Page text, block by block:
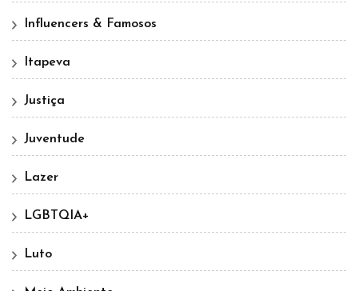
Influencers & Famosos
Itapeva
Justiça
Juventude
Lazer
LGBTQIA+
Luto